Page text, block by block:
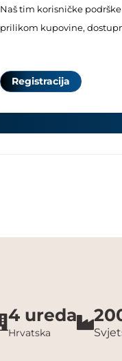
Naš tim korisničke
prilikom kupovine,
Registracija
4 ureda
Hrvatska